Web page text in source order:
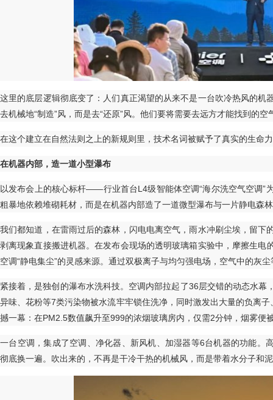
这里的底层逻辑彻底变了：人们真正渴望的从来不是一台吹冷热风的
去机械地“制造”风，而是去“还原”风。他们要将需要去远方才能找到的
在这个建立在自然法则之上的新规则里，技术名词被赋予了真实的生命
在机器内部，造一道小型瀑布
以发布会上的核心标杆——行业首台L4级智能体空调“海尔洗空气空调”
粗暴地依赖堆砌耗材，而是在机器内部造了一道微型瀑布与一片静电森
我们都知道，在雷雨过后的森林，闪电电离空气，雨水冲刷尘埃，留
剥离现象直接搬进机器。在发布会现场的透明玻璃箱实验中，摩擦生
空调“静电集尘”的灵感来源。通过双极离子与均匀强电场，空气中的灰
紧接着，是独创的瀑布水洗科技。空调内部拉起了36层交错的动态水
异味、花粉等7类污染物被水流牢牢锁住洗净，同时激发出大量的负离
撼一幕：在PM2.5数值飙升至999的浓烟玻璃房内，仅需2分钟，烟雾便
一台空调，集成了空调、净化器、新风机、加湿器等6台机器的功能。
彻底换一遍。吹出来的，不再是干冷干热的机械风，而是带着水分子和